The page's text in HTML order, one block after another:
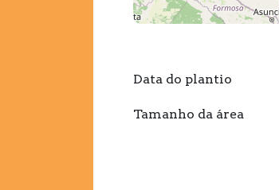
Data do plantio
Tamanho da área